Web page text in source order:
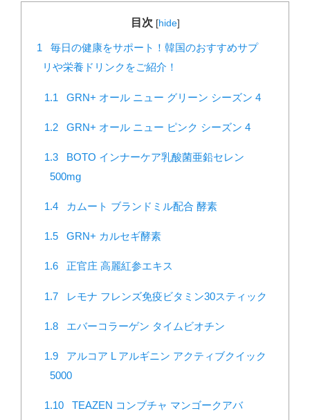
目次 [hide]
1
毎日の健康をサポート！韓国のおすすめサプ
リや栄養ドリンクをご紹介！
1.1 GRN+ オール ニュー グリーン シーズン 4
1.2 GRN+ オール ニュー ピンク シーズン 4
1.3
BOTO インナーケア乳酸菌亜鉛セレン
500mg
1.4 カムート ブランドミル配合 酵素
1.5 GRN+ カルセギ酵素
1.6 正官庄 高麗紅参エキス
1.7 レモナ フレンズ免疫ビタミン30スティック
1.8 エバーコラーゲン タイムビオチン
1.9
アルコア L アルギニン アクティブクイック
5000
1.10 TEAZEN コンブチャ マンゴークアバ